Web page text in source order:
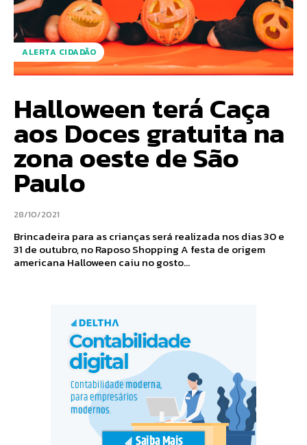
ALERTA CIDADÃO
Halloween terá Caça
aos Doces gratuita na
zona oeste de São
Paulo
28/10/2021
Brincadeira para as crianças será realizada nos dias 30 e
31 de outubro, no Raposo Shopping A festa de origem
americana Halloween caiu no gosto...